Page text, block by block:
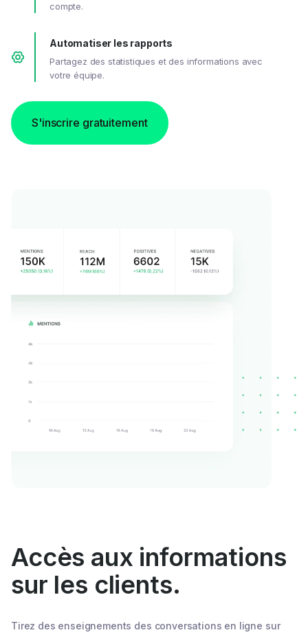
compte.
Automatiser les rapports
Partagez des statistiques et des informations avec
votre équipe.
S'inscrire gratuitement
Accès aux informations
sur les clients.
Tirez des enseignements des conversations en ligne sur